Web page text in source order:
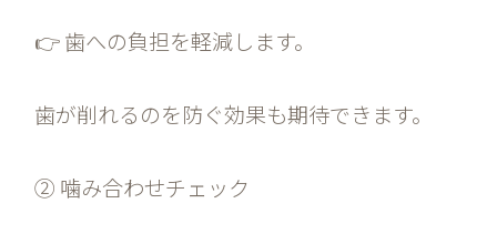
👉 歯への負担を軽減します。
歯が削れるのを防ぐ効果も期待できます。
② 噛み合わせチェック